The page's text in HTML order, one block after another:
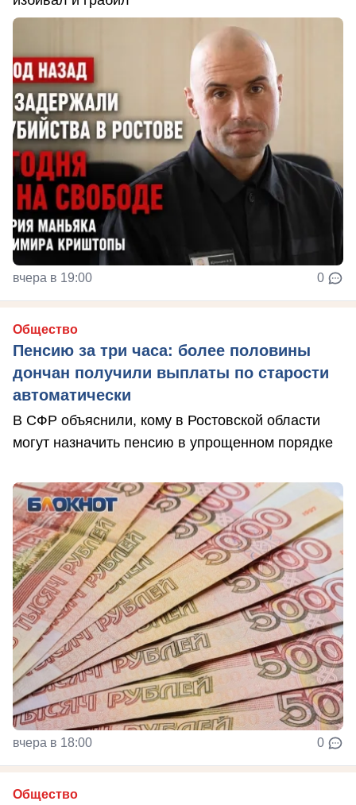
вчера в 19:00 0
Общество
Пенсию за три часа: более половины
дончан получили выплаты по старости
автоматически
В СФР объяснили, кому в Ростовской области
могут назначить пенсию в упрощенном порядке
вчера в 18:00 0
Общество